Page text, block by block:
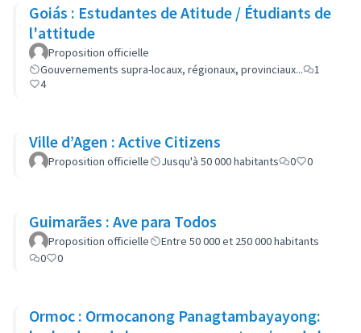
Goiás : Estudantes de Atitude / Étudiants de
l'attitude
Proposition officielle
Gouvernements supra-locaux, régionaux, provinciaux...
1
4
Ville d’Agen : Active Citizens
Proposition officielle Jusqu'à 50 000 habitants 0 0
Guimarães : Ave para Todos
Proposition officielle
Entre 50 000 et 250 000 habitants
0
0
Ormoc : Ormocanong Panagtambayayong: